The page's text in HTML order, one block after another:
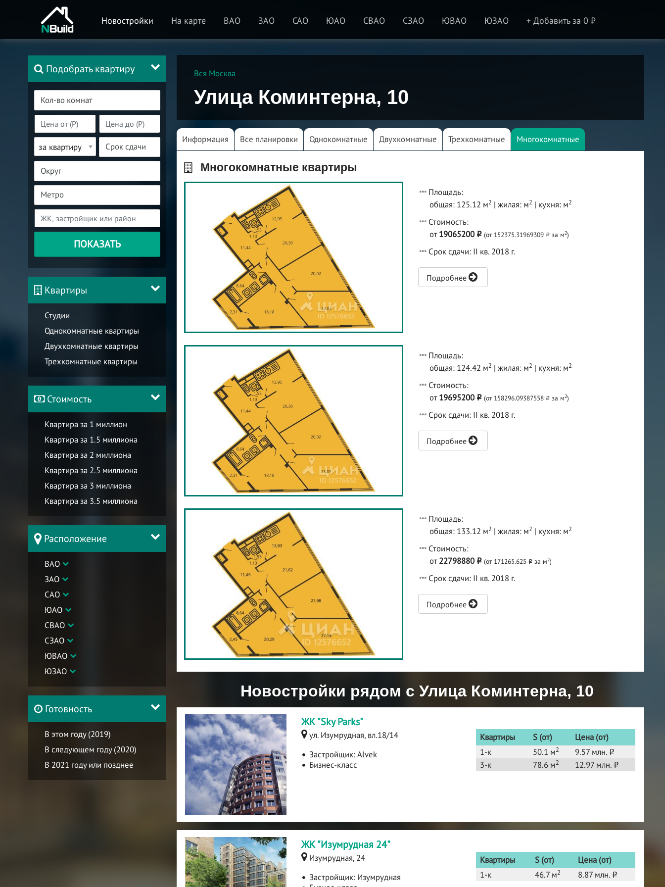
Новостройки На карте ВАО ЗАО САО ЮАО СВАО СЗАО ЮВАО ЮЗАО + Добавить за 0 ₽
Подобрать квартиру
за квартиру
ПОКАЗАТЬ
Квартиры
Студии
Однокомнатные квартиры
Двухкомнатные квартиры
Трехкомнатные квартиры
Стоимость
Квартира за 1 миллион
Квартира за 1.5 миллиона
Квартира за 2 миллиона
Квартира за 2.5 миллиона
Квартира за 3 миллиона
Квартира за 3.5 миллиона
Расположение
ВАО
ЗАО
САО
ЮАО
СВАО
СЗАО
ЮВАО
ЮЗАО
Готовность
В этом году (2019)
В следующем году (2020)
В 2021 году или позднее
Вся Москва
Улица Коминтерна, 10
Информация Все планировки Однокомнатные Двухкомнатные Трехкомнатные Многокомнатные
Многокомнатные квартиры
Площадь:
общая: 125.12 м2 | жилая: м2 | кухня: м2
Стоимость:
от19065200 o (от 152375.31969309 oза м2)
Срок сдачи: II кв. 2018 г.
Подробнее
Площадь:
общая: 124.42 м2 | жилая: м2 | кухня: м2
Стоимость:
от19695200 o (от 158296.09387558 oза м2)
Срок сдачи: II кв. 2018 г.
Подробнее
Площадь:
общая: 133.12 м2 | жилая: м2 | кухня: м2
Стоимость:
от22798880 o (от 171265.625 oза м2)
Срок сдачи: II кв. 2018 г.
Подробнее
Новостройки рядом с Улица Коминтерна, 10
ЖК "Sky Parks"
ул. Изумрудная, вл.18/14
Застройщик:Alvek
Бизнес-класс
Квартиры S (от)
Цена (от)
1-к
50.1 м2 9.57 млн. o
3-к 78.6 м2 12.97 млн. o
ЖК "Изумрудная 24"
Изумрудная, 24
Застройщик: Изумрудная
Квартиры S (от)
Цена (от)
1-к
46.7 м2 8.87 млн. o